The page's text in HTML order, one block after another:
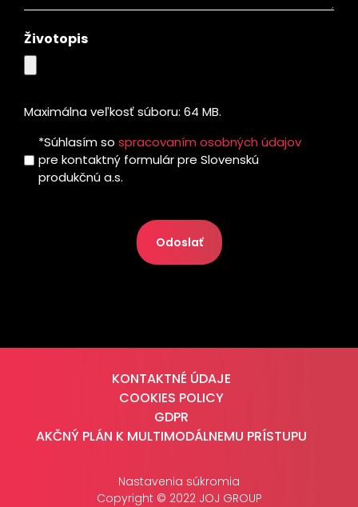
GROUP?
Životopis
Maximálna veľkosť súboru: 64 MB.
Suhlas
*
*Súhlasím so spracovaním osobných údajov
pre kontaktný formulár pre Slovenskú
produkčnú a.s.
KONTAKTNÉ ÚDAJE
COOKIES POLICY
GDPR
AKČNÝ PLÁN K MULTIMODÁLNEMU PRÍSTUPU
Nastavenia súkromia
Copyright © 2022 JOJ GROUP